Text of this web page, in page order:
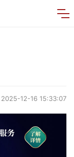
2025-12-16 15:33:07